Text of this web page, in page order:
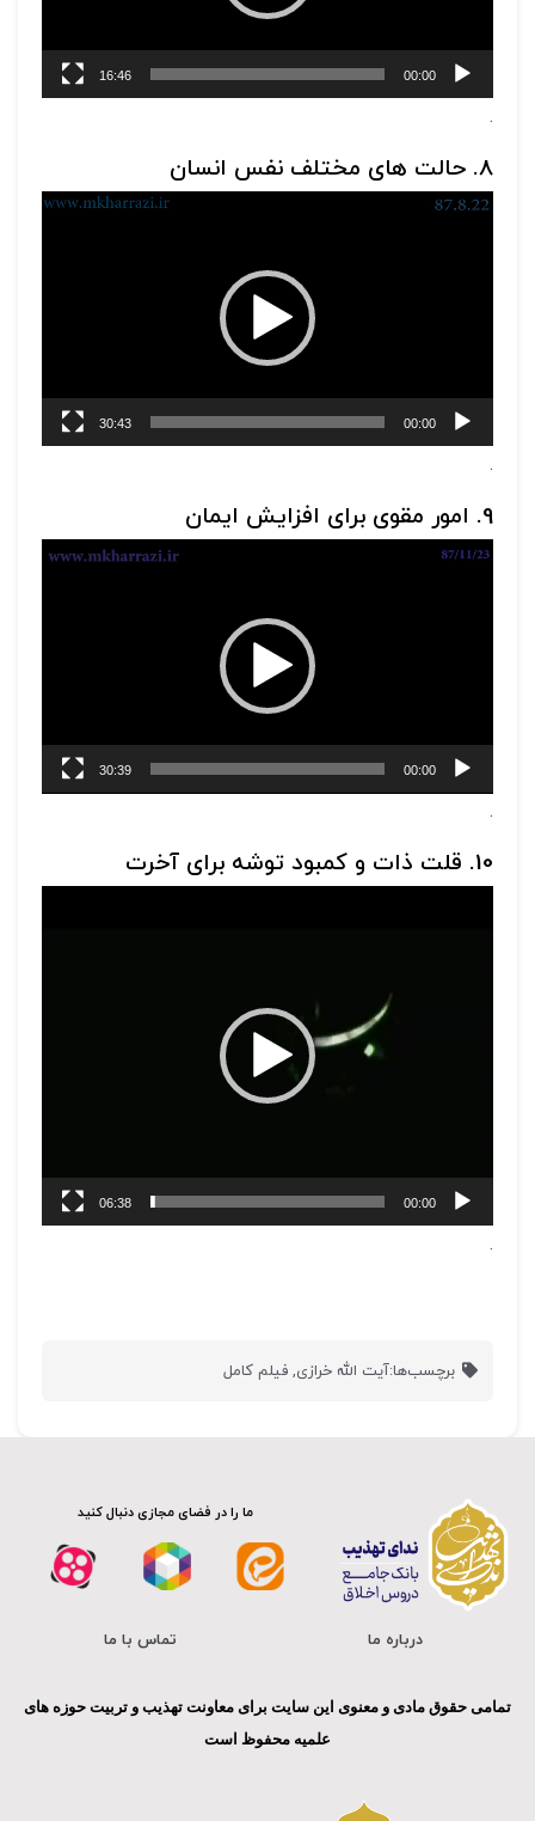
00:00
16:46
.
8. حالت های مختلف نفس انسان
نمایشگر
00:00
30:43
.
9. امور مقوی برای افزایش ایمان
نمایشگر
00:00
30:39
.
10. قلت ذات و کمبود توشه برای آخرت
00:00
06:38
.
برچسب‌ها:آیت الله خرازی,فیلم کامل
ما را در فضای مجازی دنبال کنید
درباره ما تماس با ما
تمامی حقوق مادی و معنوی این سایت برای معاونت تهذیب و تربیت حوزه های
علمیه محفوظ است